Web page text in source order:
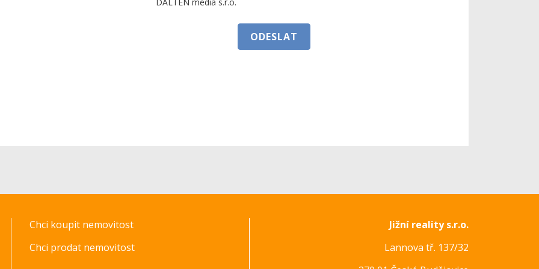
ODESLAT
Chci koupit nemovitost
Chci prodat nemovitost
Jižní reality s.r.o.
Lannova tř. 137/32